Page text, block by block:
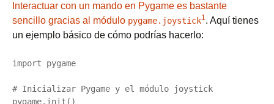
Interactuar con un mando en Pygame es bastante
sencillo gracias al módulo pygame.joystick1. Aquí tienes
un ejemplo básico de cómo podrías hacerlo:
import pygame
# Inicializar Pygame y el módulo joystick
pygame.init()